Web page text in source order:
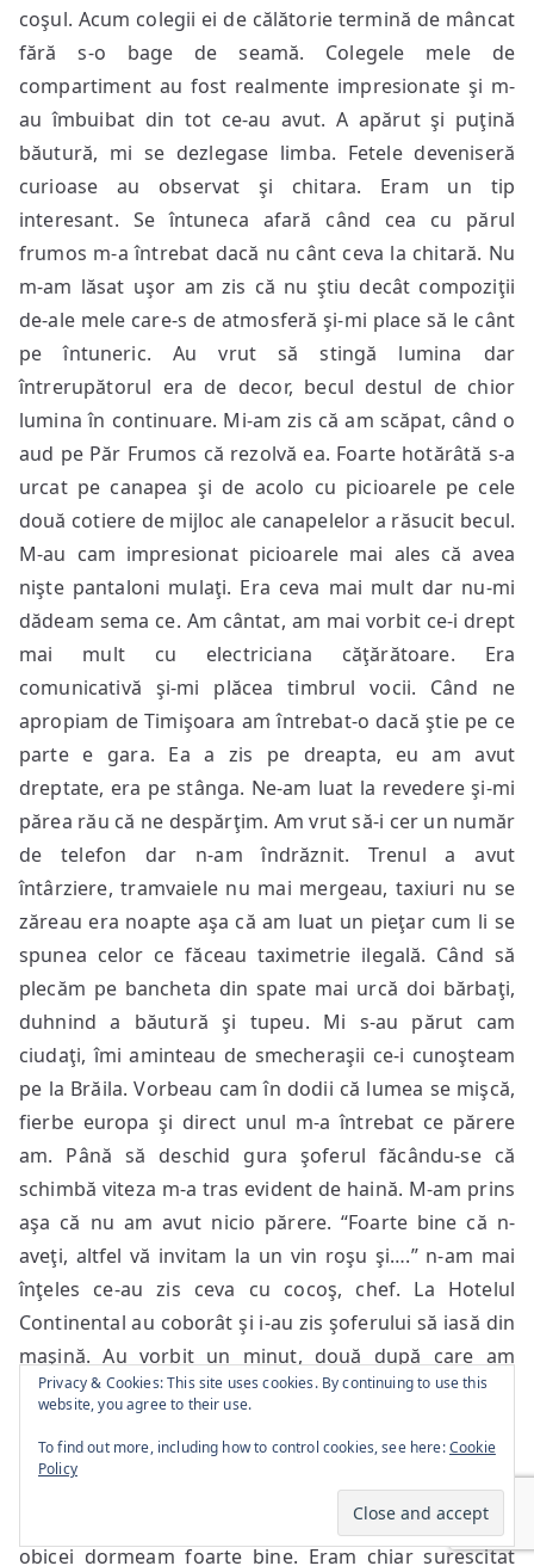
coşul. Acum colegii ei de călătorie termină de mâncat
fără s-o bage de seamă. Colegele mele de
compartiment au fost realmente impresionate şi m-
au îmbuibat din tot ce-au avut. A apărut şi puţină
băutură, mi se dezlegase limba. Fetele deveniseră
curioase au observat şi chitara. Eram un tip
interesant. Se întuneca afară când cea cu părul
frumos m-a întrebat dacă nu cânt ceva la chitară. Nu
m-am lăsat uşor am zis că nu ştiu decât compoziţii
de-ale mele care-s de atmosferă şi-mi place să le cânt
pe întuneric. Au vrut să stingă lumina dar
întrerupătorul era de decor, becul destul de chior
lumina în continuare. Mi-am zis că am scăpat, când o
aud pe Păr Frumos că rezolvă ea. Foarte hotărâtă s-a
urcat pe canapea şi de acolo cu picioarele pe cele
două cotiere de mijloc ale canapelelor a răsucit becul.
M-au cam impresionat picioarele mai ales că avea
nişte pantaloni mulaţi. Era ceva mai mult dar nu-mi
dădeam sema ce. Am cântat, am mai vorbit ce-i drept
mai mult cu electriciana căţărătoare. Era
comunicativă şi-mi plăcea timbrul vocii. Când ne
apropiam de Timişoara am întrebat-o dacă ştie pe ce
parte e gara. Ea a zis pe dreapta, eu am avut
dreptate, era pe stânga. Ne-am luat la revedere şi-mi
părea rău că ne despărţim. Am vrut să-i cer un număr
de telefon dar n-am îndrăznit. Trenul a avut
întârziere, tramvaiele nu mai mergeau, taxiuri nu se
zăreau era noapte aşa că am luat un pieţar cum li se
spunea celor ce făceau taximetrie ilegală. Când să
plecăm pe bancheta din spate mai urcă doi bărbaţi,
duhnind a băutură şi tupeu. Mi s-au părut cam
ciudaţi, îmi aminteau de smecheraşii ce-i cunoşteam
pe la Brăila. Vorbeau cam în dodii că lumea se mişcă,
fierbe europa şi direct unul m-a întrebat ce părere
am. Până să deschid gura şoferul făcându-se că
schimbă viteza m-a tras evident de haină. M-am prins
aşa că nu am avut nicio părere. “Foarte bine că n-
aveţi, altfel vă invitam la un vin roşu şi….” n-am mai
înţeles ce-au zis ceva cu cocoş, chef. La Hotelul
Continental au coborât şi i-au zis şoferului să iasă din
maşină. Au vorbit un minut, două după care am
plecat. Şoferul a zis atât “nişte nenorociţi”. Am ajuns
şi la somn. Totuşi Moşul Iene nu prea venea pe la
gene. M-am sucit de pe o parte pe alta, pendula
ceasului bătea din jumătate în jumătate de oră. De
obicei dormeam foarte bine. Eram chiar surescitat
Privacy & Cookies: This site uses cookies. By continuing to use this
website, you agree to their use.
To find out more, including how to control cookies, see here:Cookie
Policy